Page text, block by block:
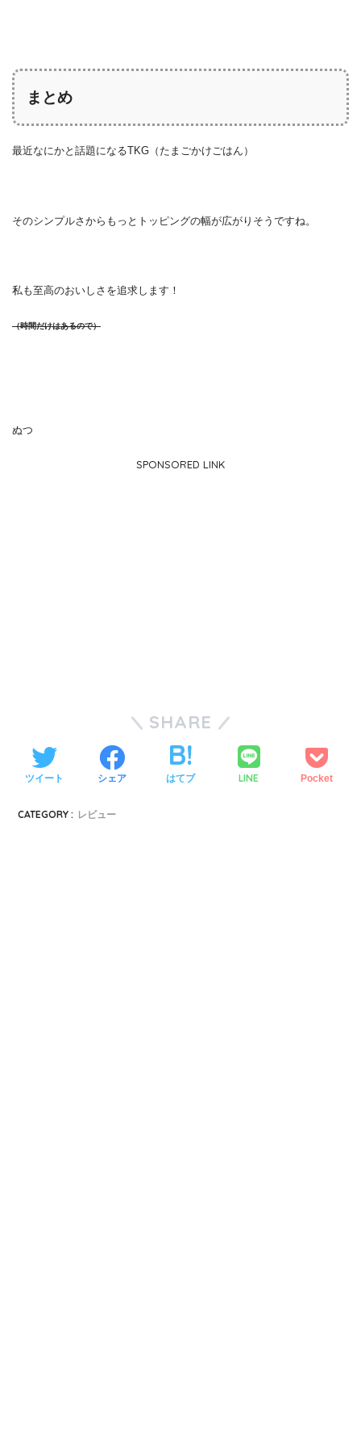
まとめ
最近なにかと話題になるTKG（たまごかけごはん）
そのシンプルさからもっとトッピングの幅が広がりそうですね。
私も至高のおいしさを追求します！
（時間だけはあるので）
ぬつ
SPONSORED LINK
SHARE
ツイート シェア はてブ LINE Pocket
CATEGORY : レビュー